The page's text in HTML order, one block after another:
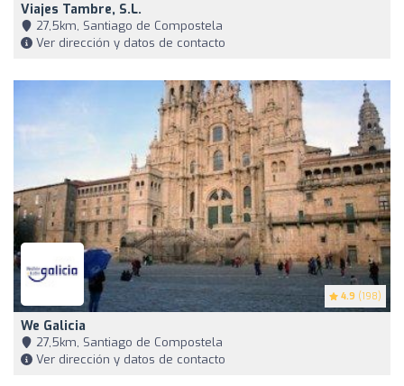
Viajes Tambre, S.L.
27,5km, Santiago de Compostela
Ver dirección y datos de contacto
4.9 (198)
We Galicia
27,5km, Santiago de Compostela
Ver dirección y datos de contacto